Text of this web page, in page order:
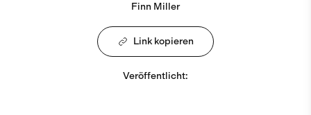
Finn Miller
Link kopieren
Veröffentlicht: